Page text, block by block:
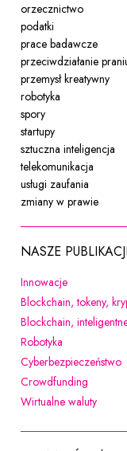
orzecznictwo
podatki
prace badawcze
przeciwdziałanie
przemysł kreatywny
robotyka
spory
startupy
sztuczna inteligencja
telekomunikacja
usługi zaufania
zmiany w prawie
NASZE
InnowacjeUwaga, link
Blockchain, tokeny,
Blockchain,
Robotyka
Cyberbezpieczeństwo
Crowdfunding
Wirtualne waluty